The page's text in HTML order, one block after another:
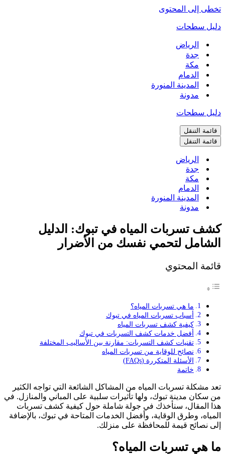
تخطى إلى المحتوى
دليل سطحات
الرياض
جدة
مكة
الدمام
المدينة المنورة
مدونة
دليل سطحات
قائمة التنقل
قائمة التنقل
الرياض
جدة
مكة
الدمام
المدينة المنورة
مدونة
كشف تسربات المياه في تبوك: الدليل
الشامل لتحمي نفسك من الأضرار
قائمة المحتوي
ما هي تسربات المياه؟
أسباب تسربات المياه في تبوك
كيفية كشف تسربات المياه
أفضل خدمات كشف التسربات في تبوك
تقنيات كشف التسربات: مقارنة بين الأساليب المختلفة
نصائح للوقاية من تسربات المياه
الأسئلة المتكررة (FAQs)
خاتمة
تعد مشكلة تسربات المياه من المشاكل الشائعة التي تواجه الكثير
من سكان مدينة تبوك، ولها تأثيرات سلبية على المباني والمنازل. في
هذا المقال، سنأخذك في جولة شاملة حول كيفية كشف تسربات
المياه، وطرق الوقاية، وأفضل الخدمات المتاحة في تبوك، بالإضافة
إلى نصائح قيمة للمحافظة على منزلك.
ما هي تسربات المياه؟